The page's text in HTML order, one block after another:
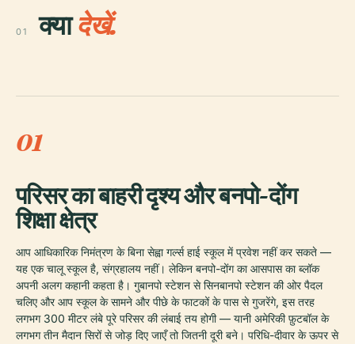
01 क्यादेखें.
01
परिसर का बाहरी दृश्य और बनपो-दोंग
शिक्षा क्षेत्र
आप आधिकारिक निमंत्रण के बिना सेह्वा गर्ल्स हाई स्कूल में प्रवेश नहीं कर सकते —
यह एक चालू स्कूल है, संग्रहालय नहीं। लेकिन बनपो-दोंग का आसपास का ब्लॉक
अपनी अलग कहानी कहता है। गुबानपो स्टेशन से सिनबानपो स्टेशन की ओर पैदल
चलिए और आप स्कूल के सामने और पीछे के फाटकों के पास से गुजरेंगे, इस तरह
लगभग 300 मीटर लंबे पूरे परिसर की लंबाई तय होगी — यानी अमेरिकी फ़ुटबॉल के
लगभग तीन मैदान सिरों से जोड़ दिए जाएँ तो जितनी दूरी बने। परिधि-दीवार के ऊपर से